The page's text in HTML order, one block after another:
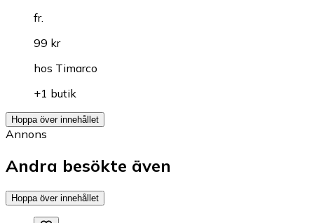
fr.
99 kr
hos Timarco
+1 butik
Hoppa över innehållet
Annons
Andra besökte även
Hoppa över innehållet